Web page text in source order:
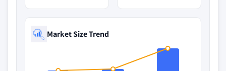
Market Size Trend